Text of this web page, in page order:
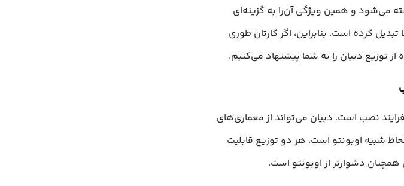
می‌شود و همین ویژگی آن‌را به گزینه‌ای
تبدیل کرده است. بنابراین، اگر کارتان طوری
از توزیع دبیان را به شما پیشنهاد می‌کنیم.
نصب است. دبیان می‌تواند از معماری‌های
شبیه اوبونتو است. هر دو توزیع قابلیت
همچنان دشوارتر از اوبونتو است.